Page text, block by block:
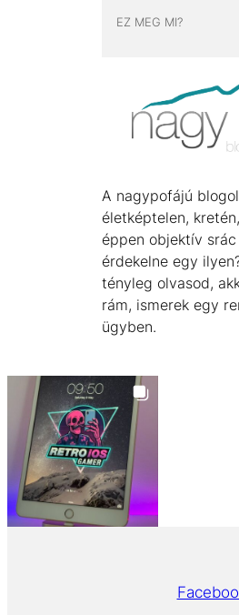
EZ MEG MI?
A nagypofájú
életképtelen,
éppen objektív
érdekelne egy
tényleg olvasod,
rám, ismerek egy
ügyben.